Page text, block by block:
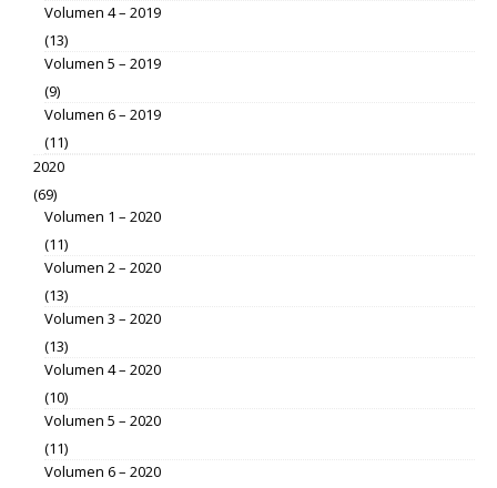
Volumen 4 – 2019
(13)
Volumen 5 – 2019
(9)
Volumen 6 – 2019
(11)
2020
(69)
Volumen 1 – 2020
(11)
Volumen 2 – 2020
(13)
Volumen 3 – 2020
(13)
Volumen 4 – 2020
(10)
Volumen 5 – 2020
(11)
Volumen 6 – 2020